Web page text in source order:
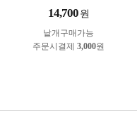
14,700 원
낱개구매가능
주문시결제 3,000원